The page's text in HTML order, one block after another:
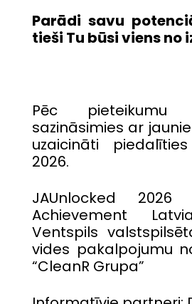
Parādi savu
tieši Tu būsi viens no
Pēc pieteikumu
sazināsimies ar
uzaicināti
2026.
JAUnlocked
Achievement
Ventspils
vides pakalpojumu
“CleanR Grupa”